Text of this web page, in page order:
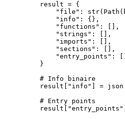
    result
= {
        "file"
: str
        "info"
: {},
        "functions"
: [],
        "strings"
: [],
        "imports"
: [],
        "sections"
: [],
        "entry_points"
:
    }
    # Info binaire
    result[
"info" =
    # Entry points
    result[
"entry_points"